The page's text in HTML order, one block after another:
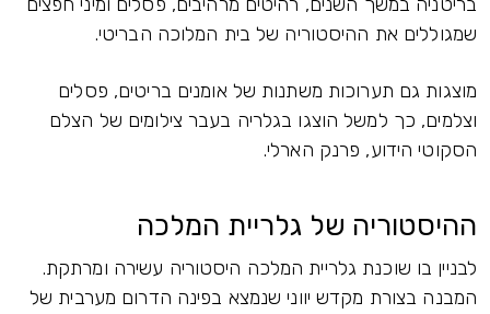
שמגוללים את ההיסטוריה של בית המלוכה הבריטי.
מוצגות גם תערוכות משתנות של אומנים בריטים, פסלים
וצלמים, כך למשל הוצגו בגלריה בעבר צילומים של הצלם
הסקוטי הידוע, פרנק הארלי.
ההיסטוריה של גלריית המלכה
לבניין בו שוכנת גלריית המלכה היסטוריה עשירה ומרתקת.
המבנה בצורת מקדש יווני שנמצא בפינה הדרום מערבית של